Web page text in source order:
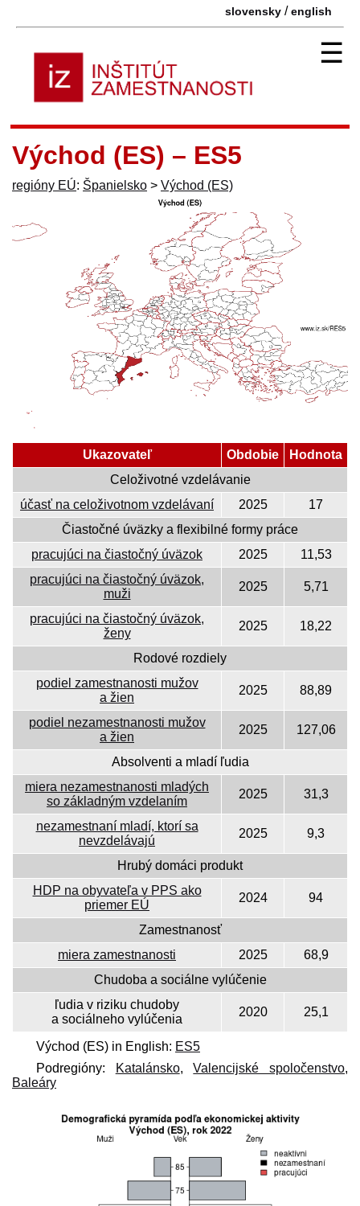
slovensky /english
☰
Východ (ES) – ES5
regióny EÚ: Španielsko > Východ (ES)
Ukazovateľ Obdobie
Hodnota
Celoživotné vzdelávanie
účasť na celoživotnom vzdelávaní
2025
17
Čiastočné úväzky a flexibilné formy práce
pracujúci na čiastočný úväzok
2025
11,53
pracujúci na čiastočný úväzok,
muži
2025 5,71
pracujúci na čiastočný úväzok,
ženy
2025 18,22
Rodové rozdiely
podiel zamestnanosti mužov
a žien
2025 88,89
podiel nezamestnanosti mužov
a žien
2025 127,06
Absolventi a mladí ľudia
miera nezamestnanosti mladých
so základným vzdelaním
2025 31,3
nezamestnaní mladí, ktorí sa
nevzdelávajú
2025 9,3
Hrubý domáci produkt
HDP na obyvateľa v PPS ako
priemer EÚ
2024 94
Zamestnanosť
miera zamestnanosti
2025
68,9
Chudoba a sociálne vylúčenie
ľudia v riziku chudoby
a sociálneho vylúčenia
2020 25,1
Východ (ES) in English: ES5
Podregióny:
Katalánsko,Valencijské spoločenstvo,
Baleáry